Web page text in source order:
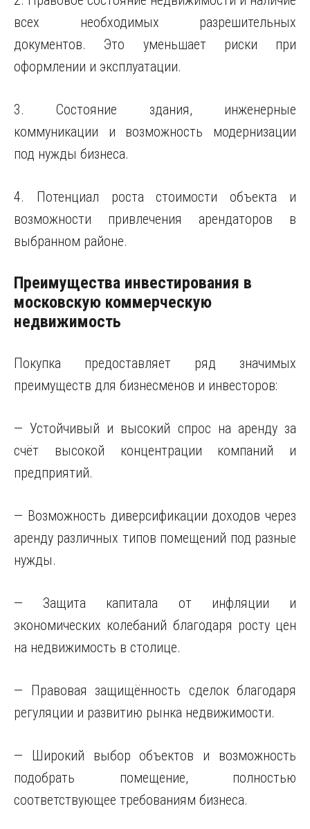
всех необходимых разрешительных
документов. Это уменьшает риски при
оформлении и эксплуатации.
3. Состояние здания, инженерные
коммуникации и возможность модернизации
под нужды бизнеса.
4. Потенциал роста стоимости объекта и
возможности привлечения арендаторов в
выбранном районе.
Преимущества инвестирования в
московскую коммерческую
недвижимость
Покупка предоставляет ряд значимых
преимуществ для бизнесменов и инвесторов:
— Устойчивый и высокий спрос на аренду за
счёт высокой концентрации компаний и
предприятий.
— Возможность диверсификации доходов через
аренду различных типов помещений под разные
нужды.
— Защита капитала от инфляции и
экономических колебаний благодаря росту цен
на недвижимость в столице.
— Правовая защищённость сделок благодаря
регуляции и развитию рынка недвижимости.
— Широкий выбор объектов и возможность
подобрать помещение, полностью
соответствующее требованиям бизнеса.